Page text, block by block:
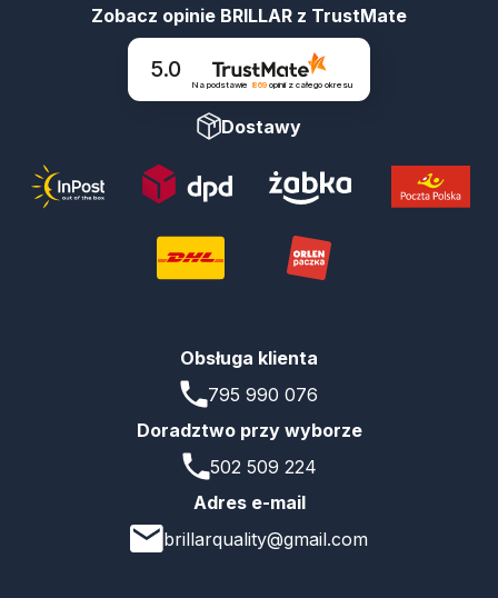
Zobacz opinie BRILLAR z TrustMate
5.0
Na podstawie 869 opinii z całego okresu
Dostawy
Obsługa klienta
795 990 076
Doradztwo przy wyborze
502 509 224
Adres e-mail
brillarquality@gmail.com